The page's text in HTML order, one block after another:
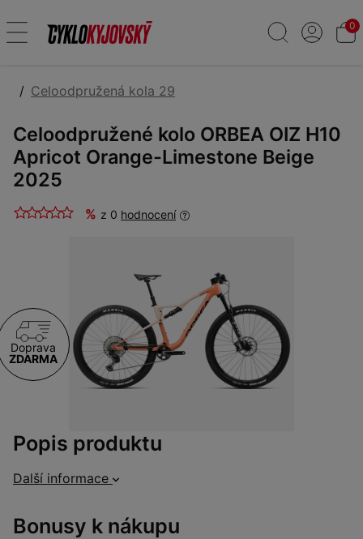
0
Celoodpružená kola 29
Celoodpružené kolo ORBEA OIZ H10
Apricot Orange-Limestone Beige
2025
% z 0 hodnocení
Doprava
ZDARMA
Popis produktu
Další informace
Bonusy k nákupu